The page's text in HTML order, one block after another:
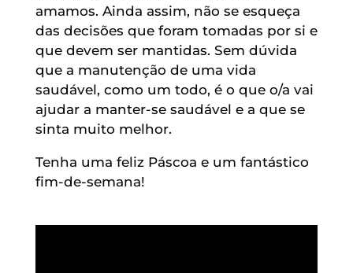
amamos. Ainda assim, não se esqueça
das decisões que foram tomadas por si e
que devem ser mantidas. Sem dúvida
que a manutenção de uma vida
saudável, como um todo, é o que o/a vai
ajudar a manter-se saudável e a que se
sinta muito melhor.
Tenha uma feliz Páscoa e um fantástico
fim-de-semana!